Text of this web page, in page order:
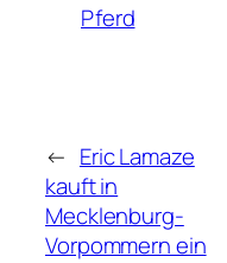
Pferd
← Eric Lamaze
kauft in
Mecklenburg-
Vorpommern ein